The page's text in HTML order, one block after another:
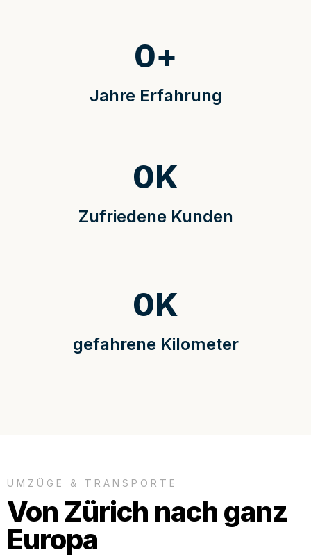
Jahre Erfahrung
0+
Zufriedene Kunden
0K
gefahrene Kilometer
0K
UMZÜGE & TRANSPORTE
Von Zürich nach ganz
Europa